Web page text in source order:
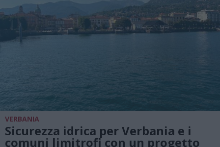
VERBANIA
Sicurezza idrica per Verbania e i
comuni limitrofi con un progetto